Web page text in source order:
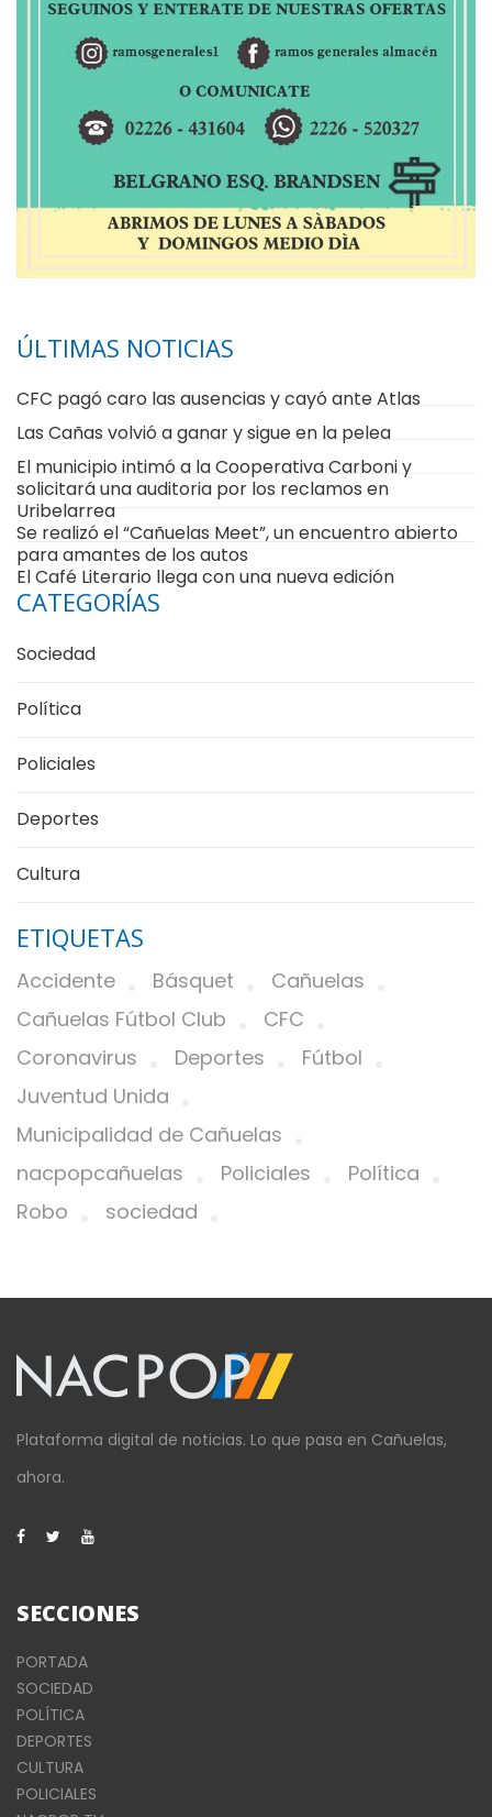
ÚLTIMAS NOTICIAS
CFC pagó caro las ausencias y cayó ante Atlas
Las Cañas volvió a ganar y sigue en la pelea
El municipio intimó a la Cooperativa Carboni y
solicitará una auditoria por los reclamos en
Uribelarrea
Se realizó el “Cañuelas Meet”, un encuentro abierto
para amantes de los autos
El Café Literario llega con una nueva edición
CATEGORÍAS
Sociedad
Política
Policiales
Deportes
Cultura
ETIQUETAS
Accidente Básquet
Cañuelas
Cañuelas Fútbol Club
CFC
Coronavirus
Deportes
Fútbol
Juventud Unida
Municipalidad de Cañuelas
nacpopcañuelas
Policiales
Política
Robo
sociedad
Plataforma digital de noticias. Lo que pasa en Cañuelas,
ahora.
SECCIONES
PORTADA
SOCIEDAD
POLÍTICA
DEPORTES
CULTURA
POLICIALES